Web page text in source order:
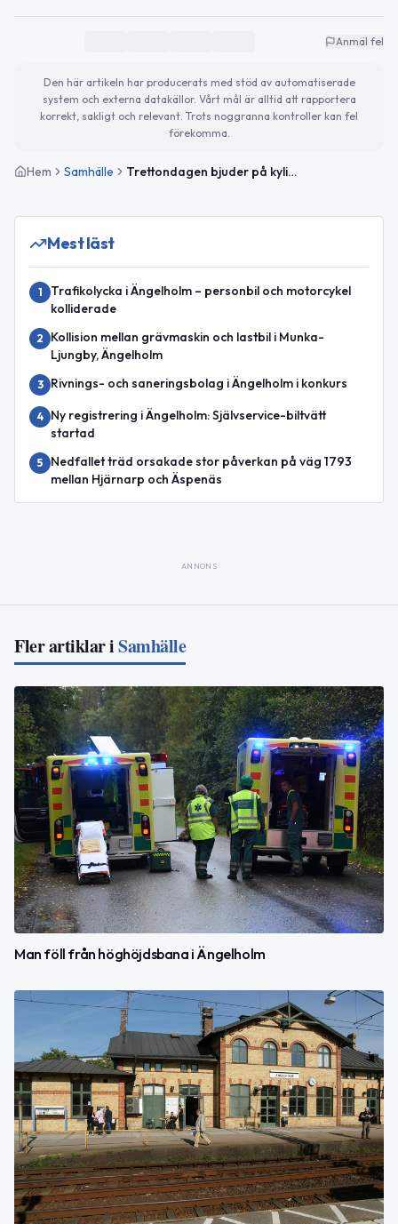
Anmäl fel
Den här artikeln har producerats med stöd av automatiserade
system och externa datakällor. Vårt mål är alltid att rapportera
korrekt, sakligt och relevant. Trots noggranna kontroller kan fel
förekomma.
Hem Samhälle Trettondagen bjuder på kyligt väder och viktiga internationella nyheter
Mest läst
1
Trafikolycka i Ängelholm – personbil och motorcykel
kolliderade
2
Kollision mellan grävmaskin och lastbil i Munka-
Ljungby, Ängelholm
3 Rivnings- och saneringsbolag i Ängelholm i konkurs
4
Ny registrering i Ängelholm: Självservice-biltvätt
startad
5
Nedfallet träd orsakade stor påverkan på väg 1793
mellan Hjärnarp och Äspenäs
ANNONS
Fler artiklar iSamhälle
Man föll från höghöjdsbana i Ängelholm